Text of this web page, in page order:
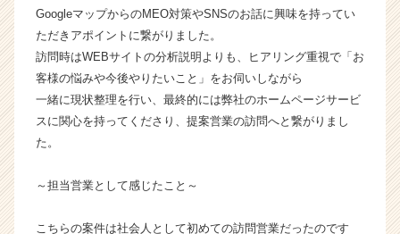
イ
ト
チ
ア
キ
（C
e
GoogleマップからのMEO対策やSNSのお話に興味を持ってい
ただきアポイントに繋がりました。
訪問時はWEBサイトの分析説明よりも、ヒアリング重視で「お
客様の悩みや今後やりたいこと」をお伺いしながら
一緒に現状整理を行い、最終的には弊社のホームページサービ
スに関心を持ってくださり、提案営業の訪問へと繋がりまし
た。
～担当営業として感じたこと～
こちらの案件は社会人として初めての訪問営業だったのです